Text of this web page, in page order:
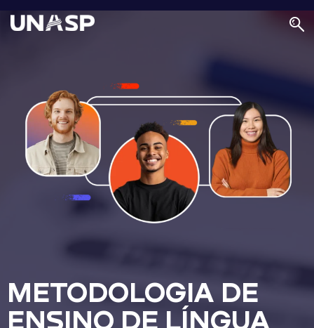
METODOLOGIA DE
ENSINO DE LÍNGUA